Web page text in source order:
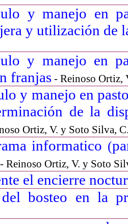
y manejo en
y utilización de
y manejo en
franjas - Reinoso Ortiz,
y manejo en
de la
Ortiz, V. y Soto Silva,
informatico (
- Reinoso Ortiz, V. y Soto
el encierre
bosteo en la